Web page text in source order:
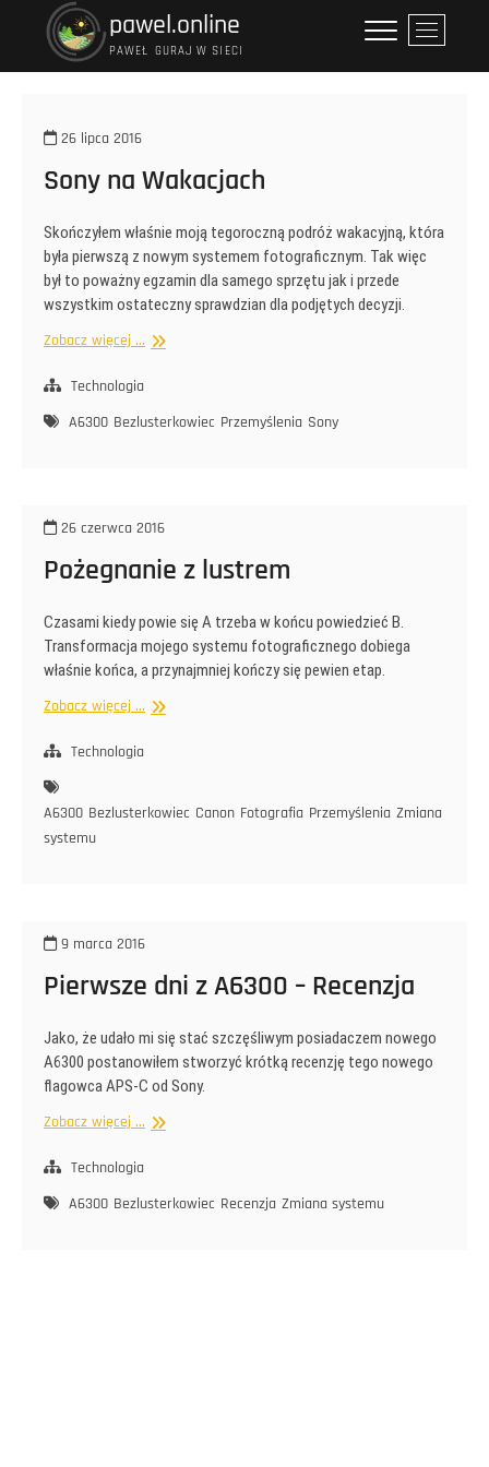
pawel.online
PAWEŁ GURAJ W SIECI
P
r
z
e
n
26 lipca 2016
Sony na Wakacjach
Skończyłem właśnie moją tegoroczną podróż wakacyjną, która
była pierwszą z nowym systemem fotograficznym. Tak więc
był to poważny egzamin dla samego sprzętu jak i przede
wszystkim ostateczny sprawdzian dla podjętych decyzji.
Zobacz więcej ... Sony
Technologia
A6300 Bezlusterkowiec Przemyślenia Sony
26 czerwca 2016
Pożegnanie z lustrem
Czasami kiedy powie się A trzeba w końcu powiedzieć B.
Transformacja mojego systemu fotograficznego dobiega
właśnie końca, a przynajmniej kończy się pewien etap.
Zobacz więcej ... Pożegnanie
Technologia
A6300 Bezlusterkowiec Canon Fotografia Przemyślenia Zmiana
systemu
9 marca 2016
Pierwsze dni z A6300 – Recenzja
Jako, że udało mi się stać szczęśliwym posiadaczem nowego
A6300 postanowiłem stworzyć krótką recenzję tego nowego
flagowca APS-C od Sony.
Zobacz więcej ... Pierwsze
–
Technologia
A6300 Bezlusterkowiec Recenzja Zmiana systemu